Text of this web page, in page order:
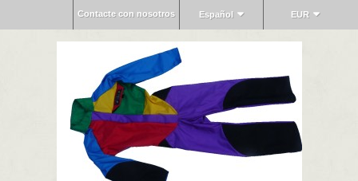
EUR
Español
Contacte con nosotros